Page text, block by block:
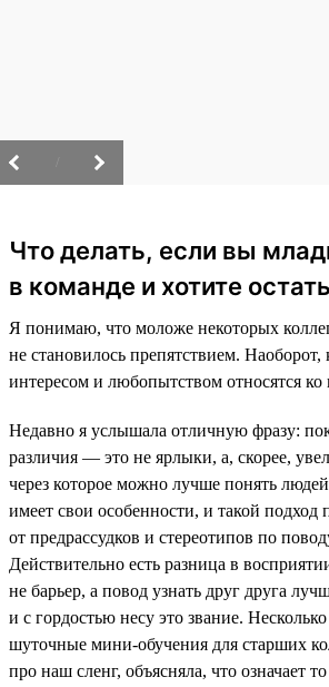
Что делать, если вы
в команде и хотите
Я понимаю, что моложе некоторых
не становилось препятствием.
интересом и любопытством относятся ко
Недавно я услышала отличную фразу:
различия — это не ярлыки, а, скорее,
через которое можно лучше понять
имеет свои особенности, и такой подход
от предрассудков и стереотипов по
Действительно есть разница в
не барьер, а повод узнать друг друга
и с гордостью несу это звание.
шуточные мини-обучения для старших
про наш сленг, объясняла, что означает